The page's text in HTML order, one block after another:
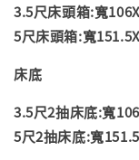
3.5尺床頭箱:寬
5尺床頭箱:寬
床底
3.5尺2抽床底:寬
5尺2抽床底:寬